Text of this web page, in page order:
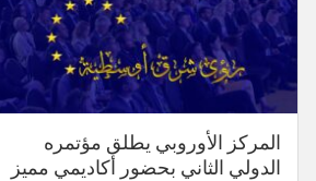
المركز الأوروبي يطلق مؤتمره
الدولي الثاني بحضور أكاديمي مميز